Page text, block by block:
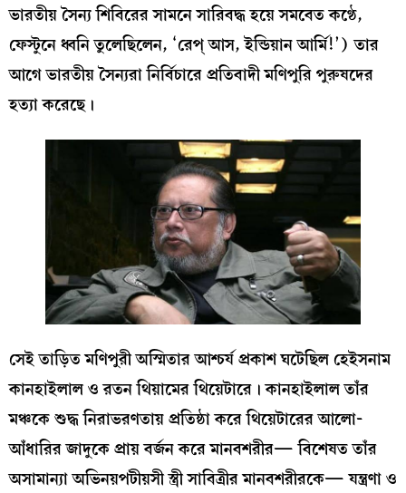
ভারতীয় সৈন্য শিবিরের সামনে সারিবদ্ধ হয়ে সমবেত কণ্ঠে,
ফেস্টুনে ধ্বনি তুলেছিলেন, ‘রেপ্‌ আস, ইন্ডিয়ান আর্মি!’) তার
আগে ভারতীয় সৈন্যরা নির্বিচারে প্রতিবাদী মণিপুরি পুরুষদের
হত্যা করেছে।
সেই তাড়িত মণিপুরী অস্মিতার আশ্চর্য প্রকাশ ঘটেছিল হেইসনাম
কানহাইলাল ও রতন থিয়ামের থিয়েটারে। কানহাইলাল তাঁর
মঞ্চকে শুদ্ধ নিরাভরণতায় প্রতিষ্ঠা করে থিয়েটারের আলো-
আঁধারির জাদুকে প্রায় বর্জন করে মানবশরীর— বিশেষত তাঁর
অসামান্যা অভিনয়পটীয়সী স্ত্রী সাবিত্রীর মানবশরীরকে— যন্ত্রণা ও